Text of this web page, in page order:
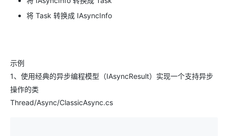
将 Task 转换成 IAsyncInfo
示例
1、使用经典的异步编程模型（IAsyncResult）实现一个支持异步
操作的类
Thread/Async/ClassicAsync.cs